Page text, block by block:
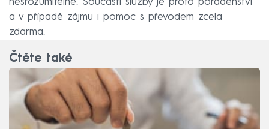
a v případě zájmu i pomoc s převodem zcela
zdarma.
Čtěte také